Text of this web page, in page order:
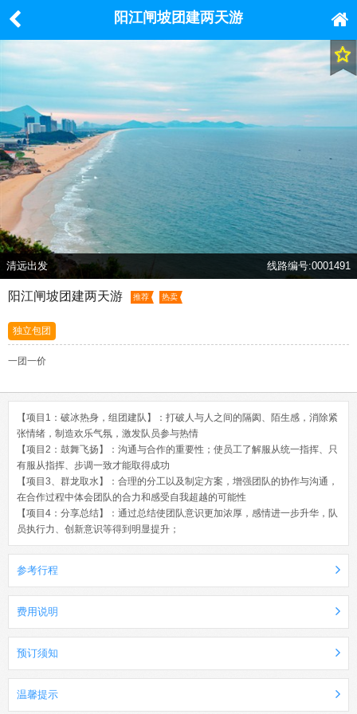
阳江闸坡团建两天游
清远出发 线路编号:0001491
阳江闸坡团建两天游 推荐 热卖
独立包团
一团一价
【项目1：破冰热身，组团建队】：打破人与人之间的隔阂、陌生感，消除紧
张情绪，制造欢乐气氛，激发队员参与热情
【项目2：鼓舞飞扬】：沟通与合作的重要性；使员工了解服从统一指挥、只
有服从指挥、步调一致才能取得成功
【项目3、群龙取水】：合理的分工以及制定方案，增强团队的协作与沟通，
在合作过程中体会团队的合力和感受自我超越的可能性
【项目4：分享总结】：通过总结使团队意识更加浓厚，感情进一步升华，队
员执行力、创新意识等得到明显提升；
参考行程
费用说明
预订须知
温馨提示